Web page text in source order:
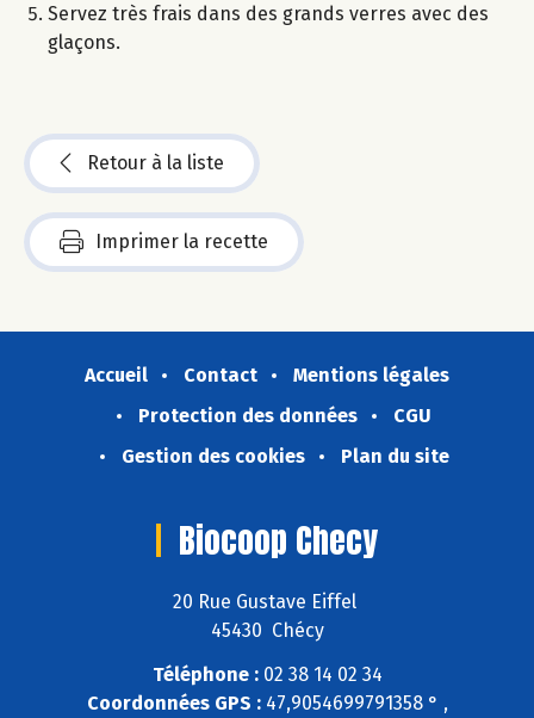
Servez très frais dans des grands verres avec des
glaçons.
Retour à la liste
Imprimer la recette
Accueil Contact
Mentions légales
Protection des données
CGU
Gestion des cookies
Plan du site
Biocoop Checy
20 Rue Gustave Eiffel
45430 Chécy
Téléphone :02 38 14 02 34
Coordonnées GPS :47,9054699791358 ° ,